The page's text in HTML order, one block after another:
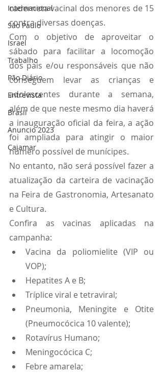
Internacional
São Paulo
Israel
Trabalho
Pão Diário
Entrevista
Brasil
Anuncio 2023
Cajamar
caderneta vacinal dos menores de 15
contra diversas doenças.
Com o objetivo de aproveitar o
sábado para facilitar a locomoção
dos pais e/ou responsáveis que não
conseguem levar as crianças e
adolescentes durante a semana,
além de que neste mesmo dia haverá
a inauguração oficial da feira, a ação
foi ampliada para atingir o maior
número possível de munícipes.
No entanto, não será possível fazer a
atualização da carteira de vacinação
na Feira de Gastronomia, Artesanato
e Cultura.
Confira as vacinas aplicadas na
campanha:
Vacina da poliomielite (VIP ou
VOP);
Hepatites A e B;
Tríplice viral e tetraviral;
Pneumonia, Meningite e Otite
(Pneumocócica 10 valente);
Rotavírus Humano;
Meningocócica C;
Febre amarela;